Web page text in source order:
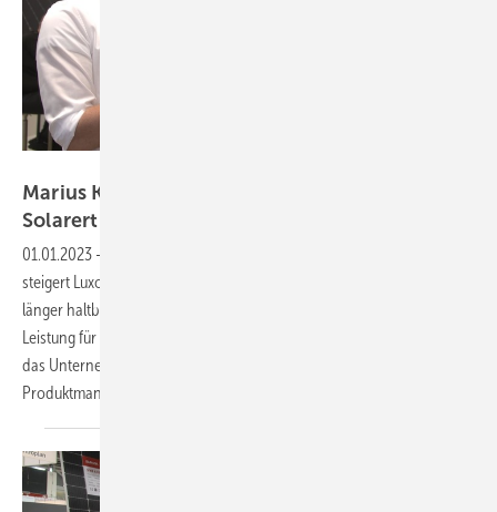
Marius Korn von Luxor Solar: Dauerhaft mehr
Solarertrag
01.01.2023 -
steigert Luxor die Solarleistung. Die Doppelglasmodule sind nicht nur
länger haltbar, sondern liefern über 30 Jahre acht Prozent mehr
Leistung für die solare Energiewende. Für Schäden an Altanlagen hat
das Unternehmen eine spezielle Lösung parat. Marius Korn,
Produktmanager von Luxor Solar, erläutert im Video die